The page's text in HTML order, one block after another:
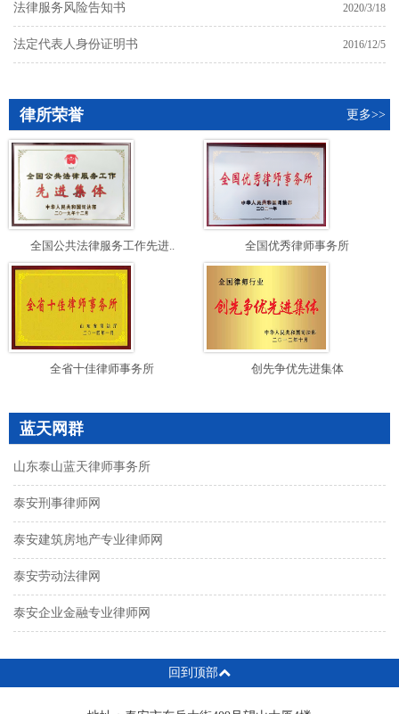
法律服务风险告知书 2020/3/18
法定代表人身份证明书 2016/12/5
律所荣誉 更多>>
全国公共法律服务工作先进.. 全国优秀律师事务所
全省十佳律师事务所 创先争优先进集体
蓝天网群
山东泰山蓝天律师事务所
泰安刑事律师网
泰安建筑房地产专业律师网
泰安劳动法律网
泰安企业金融专业律师网
回到顶部